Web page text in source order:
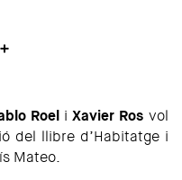
Roel i Xavier Ros vol
del llibre d’Habitatge i
Mateo.